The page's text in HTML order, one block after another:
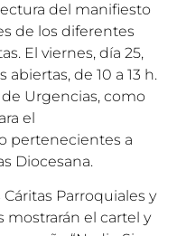
del manifiesto
de los diferentes
El viernes, día 25,
de 10 a 13 h.
Urgencias, como
el
pertenecientes a
Diocesana.
Parroquiales y
mostrarán el cartel y